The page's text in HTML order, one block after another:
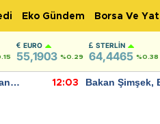
Eko Gündem Borsa Ve
EURO
55,1903 %0.29
STERLIN
64,4465 %0.38
12:03
Bakan Şimşek,